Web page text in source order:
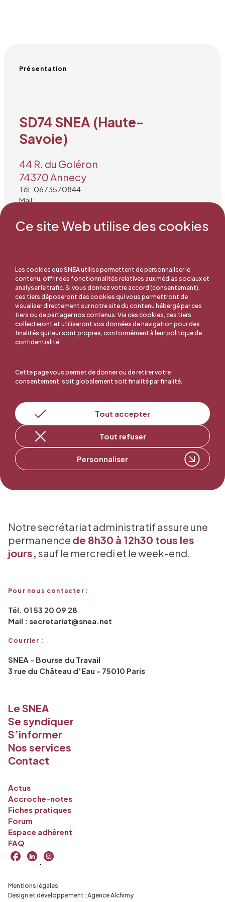
Ce site Web utilise des cookies
Les cookies que SNEA utilise permettent de personnaliser le
contenu, offrir des fonctionnalités relatives aux médias sociaux et
analyser le trafic. Si vous donnez votre accord (consentement),
ces tiers déposeront des cookies qui vous permettront de
visualiser directement sur notre site du contenu hébergé par ces
tiers ou de partager nos contenus. Via ces cookies, ces tiers
collecteront et utiliseront vos données de navigation pour des
finalités qui leur sont propres, conformément à leur politique de
confidentialité.
Cette page vous permet de donner ou de retirer votre
consentement, soit globalement soit finalité par finalité.
Tout accepter
Tout refuser
Personnaliser
Présentation
SD74 SNEA (Haute-
Savoie)
44 R. du Goléron
74370 Annecy
Tél. 0673570844
Mail :
En ligne, c'est facile !
Adhérer au SNEA
Notre secrétariat administratif assure une
permanence de 8h30 à 12h30 tous les
jours, sauf le mercredi et le week-end.
Pour nous contacter :
Tél. 01 53 20 09 28
Mail : secretariat@snea.net
Courrier :
SNEA - Bourse du Travail
3 rue du Château d'Eau - 75010 Paris
Le SNEA
Se syndiquer
S’informer
Nos services
Contact
Actus
Accroche-notes
Fiches pratiques
Forum
Espace adhérent
FAQ
Design et développement : Agence Alchimy
Mentions légales